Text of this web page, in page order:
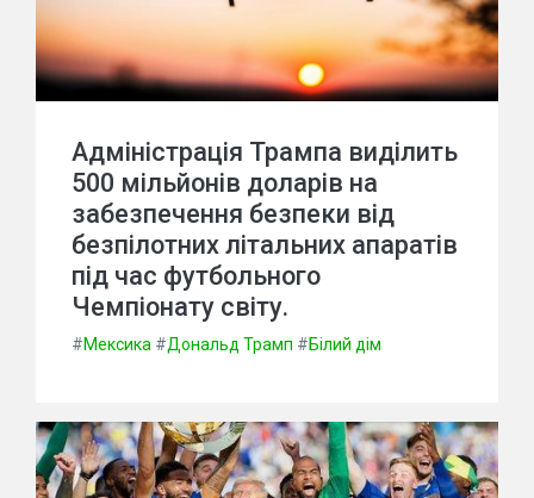
Адміністрація Трампа виділить
500 мільйонів доларів на
забезпечення безпеки від
безпілотних літальних апаратів
під час футбольного
Чемпіонату світу.
#Мексика #Дональд Трамп #Білий дім